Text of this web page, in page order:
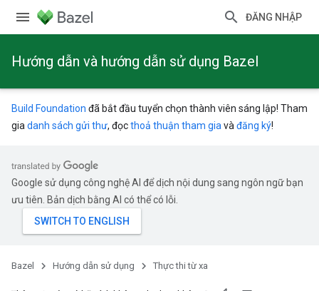
ĐĂNG NHẬP
Hướng dẫn và hướng dẫn sử dụng Bazel
Build Foundation đã bắt đầu tuyển chọn thành viên sáng lập! Tham
gia danh sách gửi thư, đọcthoả thuận tham gia và đăng ký!
Google sử dụng công nghệ AI để dịch nội dung sang ngôn ngữ bạn
ưu tiên. Bản dịch bằng AI có thể có lỗi.
Bazel Hướng dẫn sử dụng Thực thi từ xa